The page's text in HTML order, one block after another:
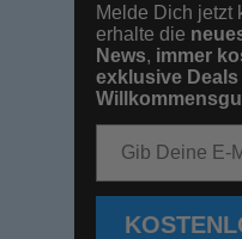
Melde Dich jetzt
erhalte die
News, immer
exklusive Deals